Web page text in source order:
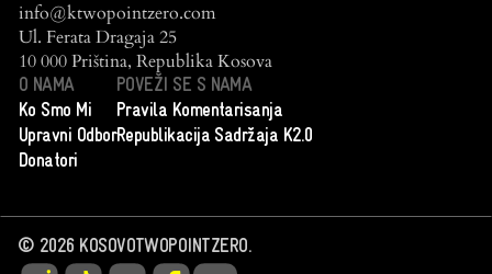
info@ktwopointzero.com
Ul. Ferata Dragaja 25
10 000 Priština, Republika Kosova
O NAMA
Ko Smo Mi
Upravni Odbor
Donatori
POVEŽI SE S NAMA
Pravila Komentarisanja
Republikacija Sadržaja K2.0
© 2026KOSOVOTWOPOINTZERO.